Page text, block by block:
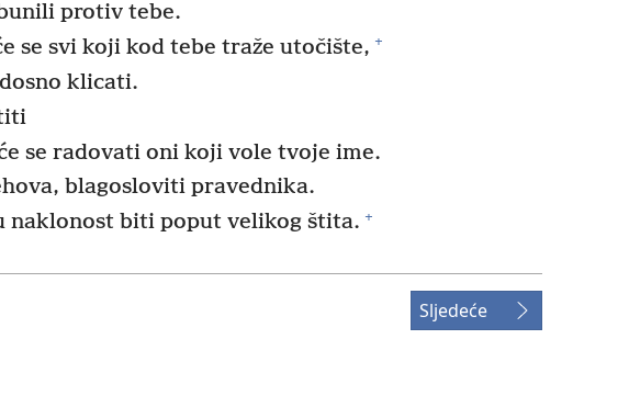
protiv tebe.
se svi koji kod tebe traže utočište, +
klicati.
se radovati oni koji vole tvoje ime.
blagosloviti pravednika.
naklonost biti poput velikog štita. +
Sljedeće